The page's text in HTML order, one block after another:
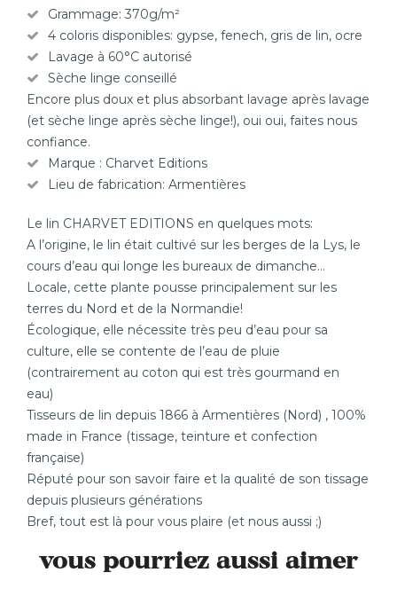
Grammage: 370g/m²
4 coloris disponibles: gypse, fenech, gris de lin, ocre
Lavage à 60°C autorisé
Sèche linge conseillé
Encore plus doux et plus absorbant lavage après lavage
(et sèche linge après sèche linge!), oui oui, faites nous
confiance.
Marque : Charvet Editions
Lieu de fabrication: Armentières
Le lin CHARVET EDITIONS en quelques mots:
A l’origine, le lin était cultivé sur les berges de la Lys, le
cours d’eau qui longe les bureaux de dimanche…
Locale, cette plante pousse principalement sur les
terres du Nord et de la Normandie!
Écologique, elle nécessite très peu d’eau pour sa
culture, elle se contente de l’eau de pluie
(contrairement au coton qui est très gourmand en
eau)
Tisseurs de lin depuis 1866 à Armentières (Nord) , 100%
made in France (tissage, teinture et confection
française)
Réputé pour son savoir faire et la qualité de son tissage
depuis plusieurs générations
Bref, tout est là pour vous plaire (et nous aussi ;)
vous pourriez aussi aimer